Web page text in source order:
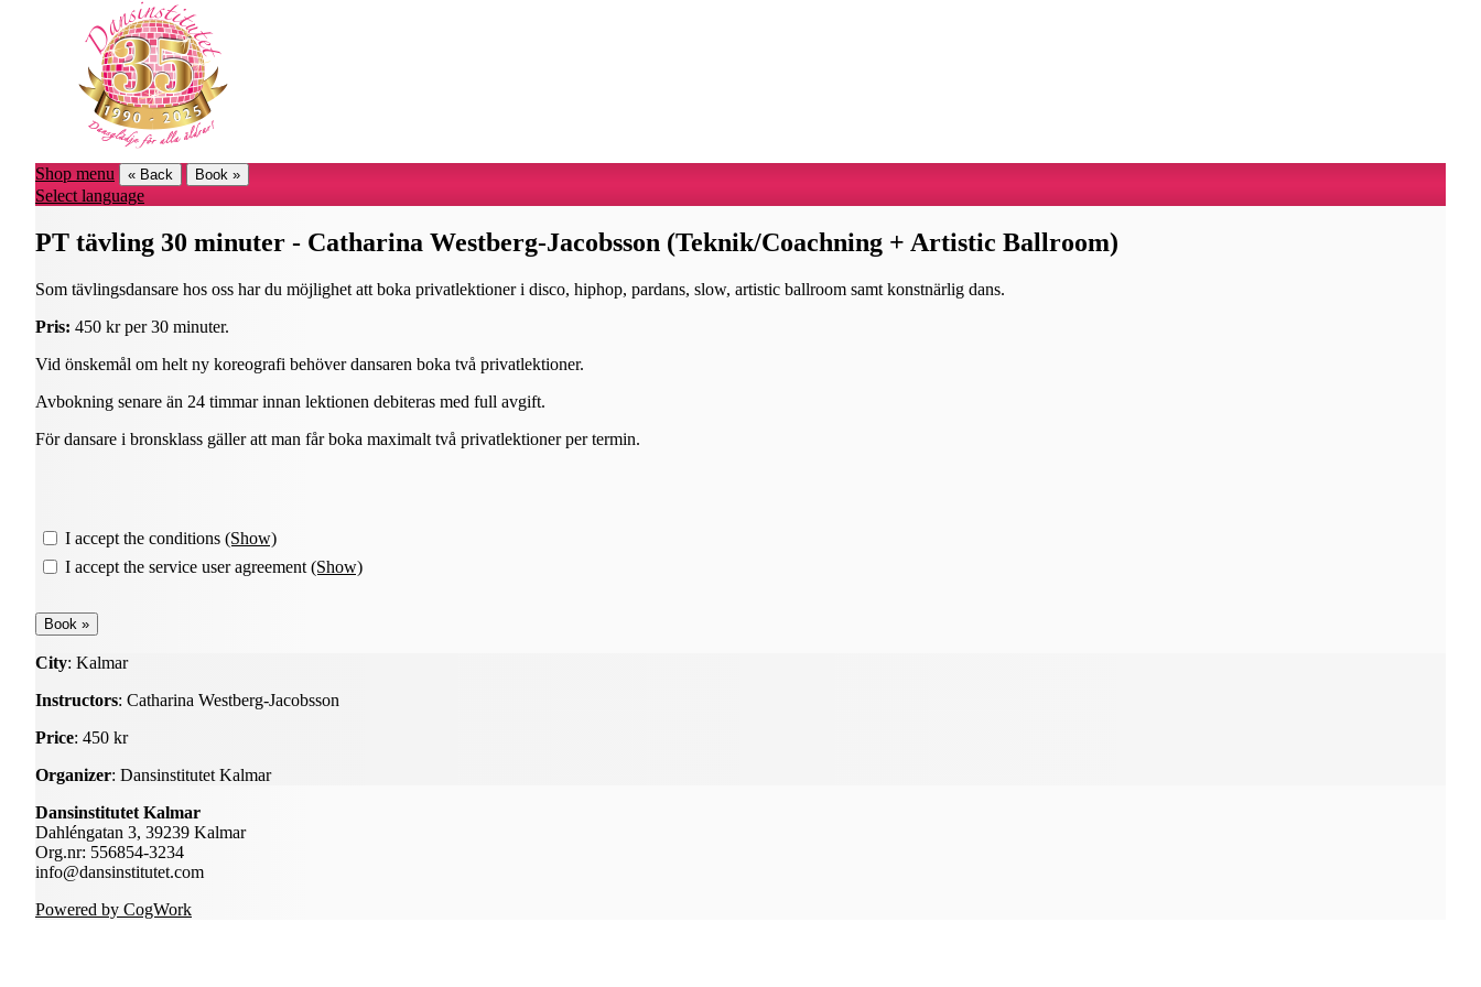
Shop menu « Back Book »
Select language
PT tävling 30 minuter - Catharina Westberg-Jacobsson (Teknik/Coachning + Artistic Ballroom)
Som tävlingsdansare hos oss har du möjlighet att boka privatlektioner i disco, hiphop, pardans, slow, artistic ballroom samt konstnärlig dans.
Pris: 450 kr per 30 minuter.
Vid önskemål om helt ny koreografi behöver dansaren boka två privatlektioner.
Avbokning senare än 24 timmar innan lektionen debiteras med full avgift.
För dansare i bronsklass gäller att man får boka maximalt två privatlektioner per termin.
I accept the conditions (Show)
I accept the service user agreement (Show)
City: Kalmar
Instructors: Catharina Westberg-Jacobsson
Price: 450 kr
Organizer: Dansinstitutet Kalmar
Dansinstitutet Kalmar
Dahléngatan 3, 39239 Kalmar
Org.nr: 556854-3234
info@dansinstitutet.com
Powered by CogWork